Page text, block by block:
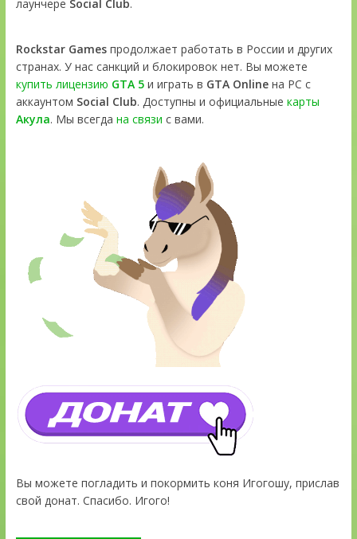
лаунчере Social Club.
Rockstar Gamesпродолжает работать в России и других
странах. У нас санкций и блокировок нет. Вы можете
купить лицензию GTA 5и играть в GTA Onlineна PC с
аккаунтом Social Club. Доступны и официальные карты
Акула. Мы всегда на связи с вами.
Вы можете погладить и покормить коня Игогошу, прислав
свой донат. Спасибо. Игого!